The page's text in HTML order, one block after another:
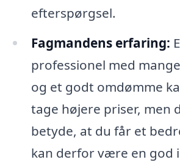
efterspørgsel.
Fagmandens erfaring:
professionel med
og et godt omdømme
tage højere priser, men
betyde, at du får et
kan derfor være en god